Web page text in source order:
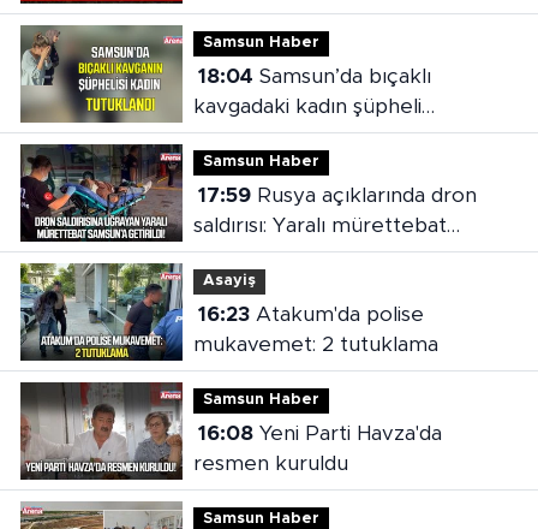
Samsun Haber
18:04
kavgadaki kadın şüpheli
tutuklandı
Samsun Haber
17:59Rusya açıklarında dron
saldırısı: Yaralı mürettebat
Samsun'a getirildi
Asayiş
16:23Atakum'da polise
mukavemet: 2 tutuklama
Samsun Haber
16:08Yeni Parti Havza'da
resmen kuruldu
Samsun Haber